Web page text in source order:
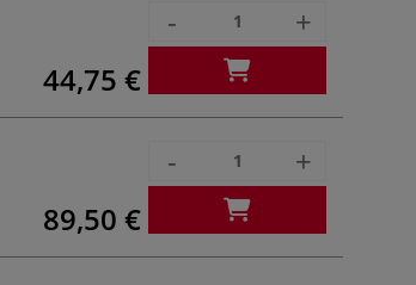
44,75 €
- +
89,50 €
- +